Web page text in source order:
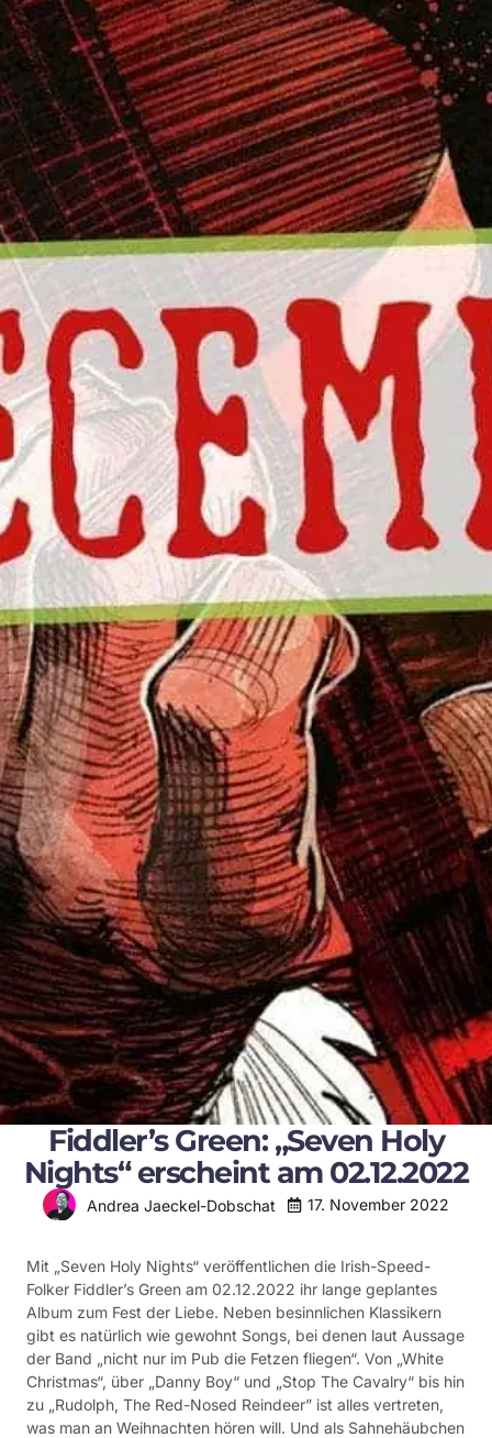
Fiddler’s Green: „Seven Holy
Nights“ erscheint am 02.12.2022
Andrea Jaeckel-Dobschat 17. November 2022
Mit „Seven Holy Nights“ veröffentlichen die Irish-Speed-
Folker Fiddler’s Green am 02.12.2022 ihr lange geplantes
Album zum Fest der Liebe. Neben besinnlichen Klassikern
gibt es natürlich wie gewohnt Songs, bei denen laut Aussage
der Band „nicht nur im Pub die Fetzen fliegen“. Von „White
Christmas“, über „Danny Boy“ und „Stop The Cavalry“ bis hin
zu „Rudolph, The Red-Nosed Reindeer” ist alles vertreten,
was man an Weihnachten hören will. Und als Sahnehäubchen